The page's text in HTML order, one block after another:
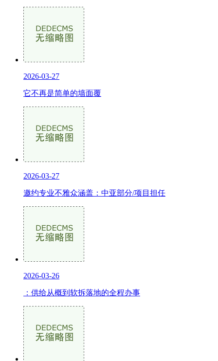
2026-03-27
它不再是简单的墙面覆
2026-03-27
邀约专业不雅众涵盖：中亚部分/项目担任
2026-03-26
：供给从概到软拆落地的全程办事